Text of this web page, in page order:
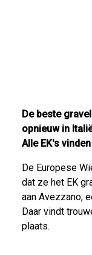
De beste
opnieuw in
Alle EK's
De Europese
dat ze het EK
aan Avezzano,
Daar vindt
plaats.